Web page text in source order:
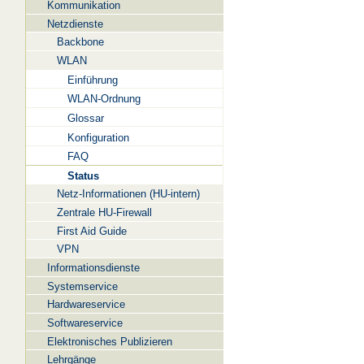
Kommunikation
Netzdienste
Backbone
WLAN
Einführung
WLAN-Ordnung
Glossar
Konfiguration
FAQ
Status
Netz-Informationen (HU-intern)
Zentrale HU-Firewall
First Aid Guide
VPN
Informationsdienste
Systemservice
Hardwareservice
Softwareservice
Elektronisches Publizieren
Lehrgänge